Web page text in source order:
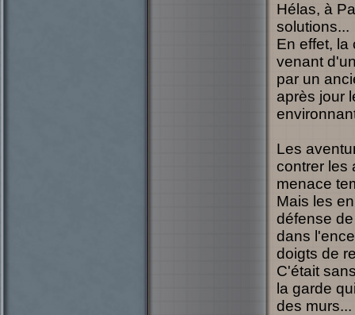
Hélas, à
solutions...
En effet, la
venant
par un
après jour
Les
contrer les
menace
Mais les
défense
dans
doigts de
C'était
la garde
des murs...